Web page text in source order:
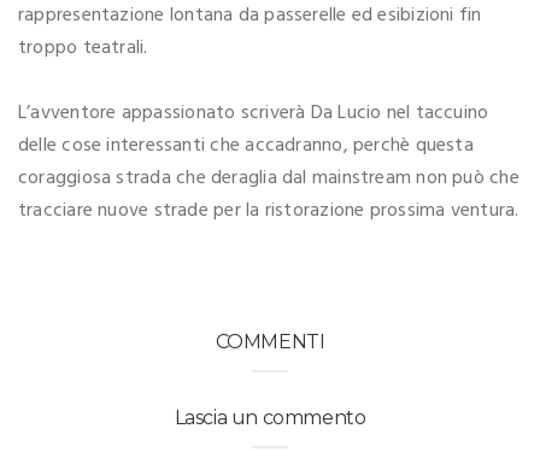
rappresentazione lontana da passerelle ed esibizioni fin
troppo teatrali.
L’avventore appassionato scriverà Da Lucio nel taccuino
delle cose interessanti che accadranno, perchè questa
coraggiosa strada che deraglia dal mainstream non può che
tracciare nuove strade per la ristorazione prossima ventura.
COMMENTI
Lascia un commento